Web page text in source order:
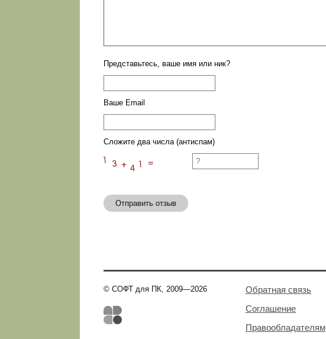
Представьтесь, ваше имя или ник?
Ваше Email
Сложите два числа (антиспам)
Отправить отзыв
© СОФТ для ПК, 2009—2026
Обратная связь
Соглашение
Правообладателям